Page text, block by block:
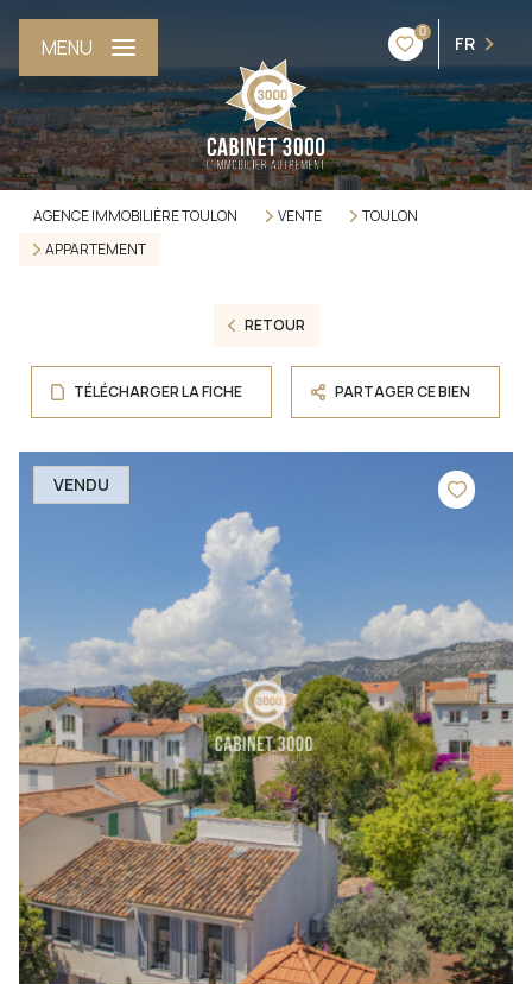
0
FR
MENU
AGENCE IMMOBILIÈRE TOULON VENTE
TOULON
APPARTEMENT
RETOUR
TÉLÉCHARGER LA FICHE PARTAGER CE BIEN
VENDU